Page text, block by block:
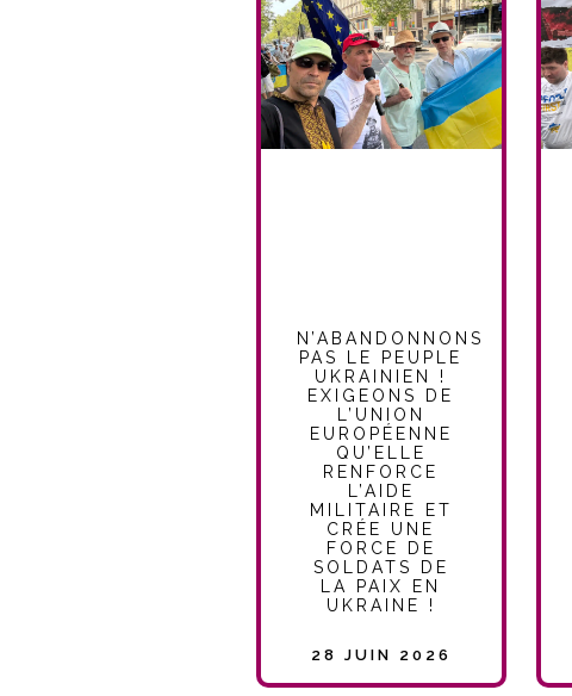
N’ABANDONNONS
PAS LE PEUPLE
UKRAINIEN !
EXIGEONS DE
L’UNION
EUROPÉENNE
QU’ELLE
RENFORCE
L’AIDE
MILITAIRE ET
CRÉE UNE
FORCE DE
SOLDATS DE
LA PAIX EN
UKRAINE !
28 JUIN 2026